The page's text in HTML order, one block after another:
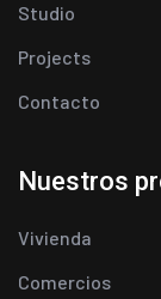
Studio
Projects
Contacto
Nuestros
Vivienda
Comercios